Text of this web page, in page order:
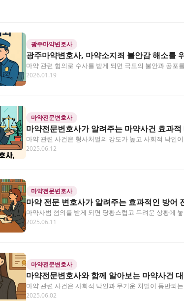
광주마약변호사
광주마약변호사, 마약소지죄 불안감 해소를
마약 관련 혐의로 수사를 받게 되면 극도의 불안과 공포
우가 많습니다. 이 글…
2026.01.19
마약전문변호사
마약전문변호사가 알려주는 마약사건 효과적
마약 관련 사건은 형사처벌의 강도가 높고 사회적 낙인
요해요. 이 글에서는 마…
2025.06.12
마약전문변호사
마약 전문 변호사가 알려주는 효과적인 방어
마약사범 혐의를 받게 되면 당황스럽고 두려운 상황에
이 중요합니다. 이 글…
2025.06.11
마약전문변호사
마약전문변호사와 함께 알아보는 마약사건
마약 관련 사건은 사회적 낙인과 무거운 처벌이 동반되
것이 무엇보다 중요합니다…
2025.06.02